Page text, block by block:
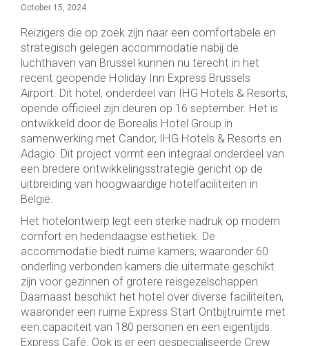
October 15, 2024
Reizigers die op zoek zijn naar een comfortabele en
strategisch gelegen accommodatie nabij de
luchthaven van Brussel kunnen nu terecht in het
recent geopende Holiday Inn Express Brussels
Airport. Dit hotel, onderdeel van IHG Hotels & Resorts,
opende officieel zijn deuren op 16 september. Het is
ontwikkeld door de Borealis Hotel Group in
samenwerking met Candor, IHG Hotels & Resorts en
Adagio. Dit project vormt een integraal onderdeel van
een bredere ontwikkelingsstrategie gericht op de
uitbreiding van hoogwaardige hotelfaciliteiten in
België.
Het hotelontwerp legt een sterke nadruk op modern
comfort en hedendaagse esthetiek. De
accommodatie biedt ruime kamers, waaronder 60
onderling verbonden kamers die uitermate geschikt
zijn voor gezinnen of grotere reisgezelschappen.
Daarnaast beschikt het hotel over diverse faciliteiten,
waaronder een ruime Express Start Ontbijtruimte met
een capaciteit van 180 personen en een eigentijds
Express Café. Ook is er een gespecialiseerde Crew